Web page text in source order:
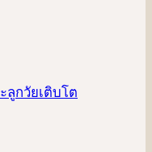
กวัยเติบโต